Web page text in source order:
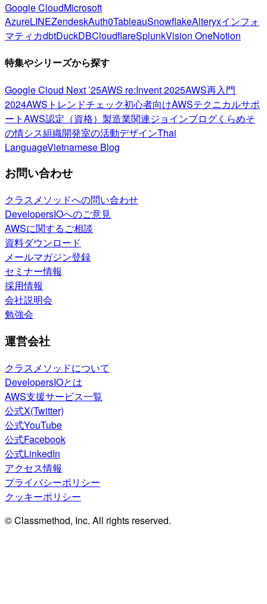
Google CloudMicrosoft
AzureLINEZendeskAuth0TableauSnowflakeAlteryxインフォ
マティカdbtDuckDBCloudflareSplunkVision OneNotion
特集やシリーズから探す
Google Cloud Next ’25AWS re:Invent 2025AWS再入門
2024AWSトレンドチェック初心者向けAWSテクニカルサポ
ートAWS認定（資格） 製造業関連ジョインブログくらめそ
の情シス組織開発室の活動デザインThai
LanguageVietnamese Blog
お問い合わせ
クラスメソッドへの問い合わせ
DevelopersIOへのご意見
AWSに関するご相談
資料ダウンロード
メールマガジン登録
セミナー情報
採用情報
会社説明会
勉強会
運営会社
クラスメソッドについて
DevelopersIOとは
AWS支援サービス一覧
公式X(Twitter)
公式YouTube
公式Facebook
公式LinkedIn
アクセス情報
プライバシーポリシー
クッキーポリシー
© Classmethod, Inc. All rights reserved.